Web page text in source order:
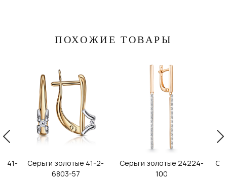
ПОХОЖИЕ ТОВАРЫ
Серьги золотые 41-2-
6803-57
Серьги золотые 24224-
100